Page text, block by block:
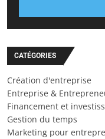
CATÉGORIES
Création d'entreprise
Entreprise &
Financement et
Gestion du temps
Marketing pour